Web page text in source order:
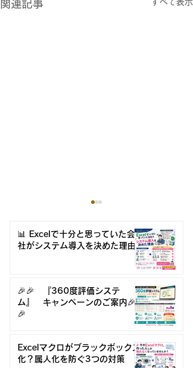
関連記事
🎉🎉 『360度評価シス
テム』 キャンペーンの
ご案内🎉🎉
📊 Excelで十分と思っていた会
社がシステム導入を決めた理由
🎉🎉 『360度評価システ
ム』 キャンペーンのご案内🎉
🎉
Excelマクロがブラックボックス
化？属人化を防ぐ3つの対策